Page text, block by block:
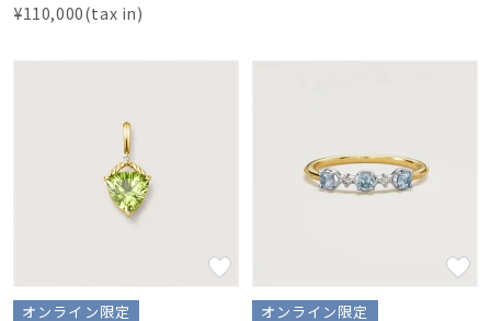
¥110,000(tax in)
オンライン限定 オンライン限定